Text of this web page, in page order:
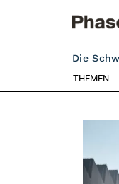
Die
THEMEN